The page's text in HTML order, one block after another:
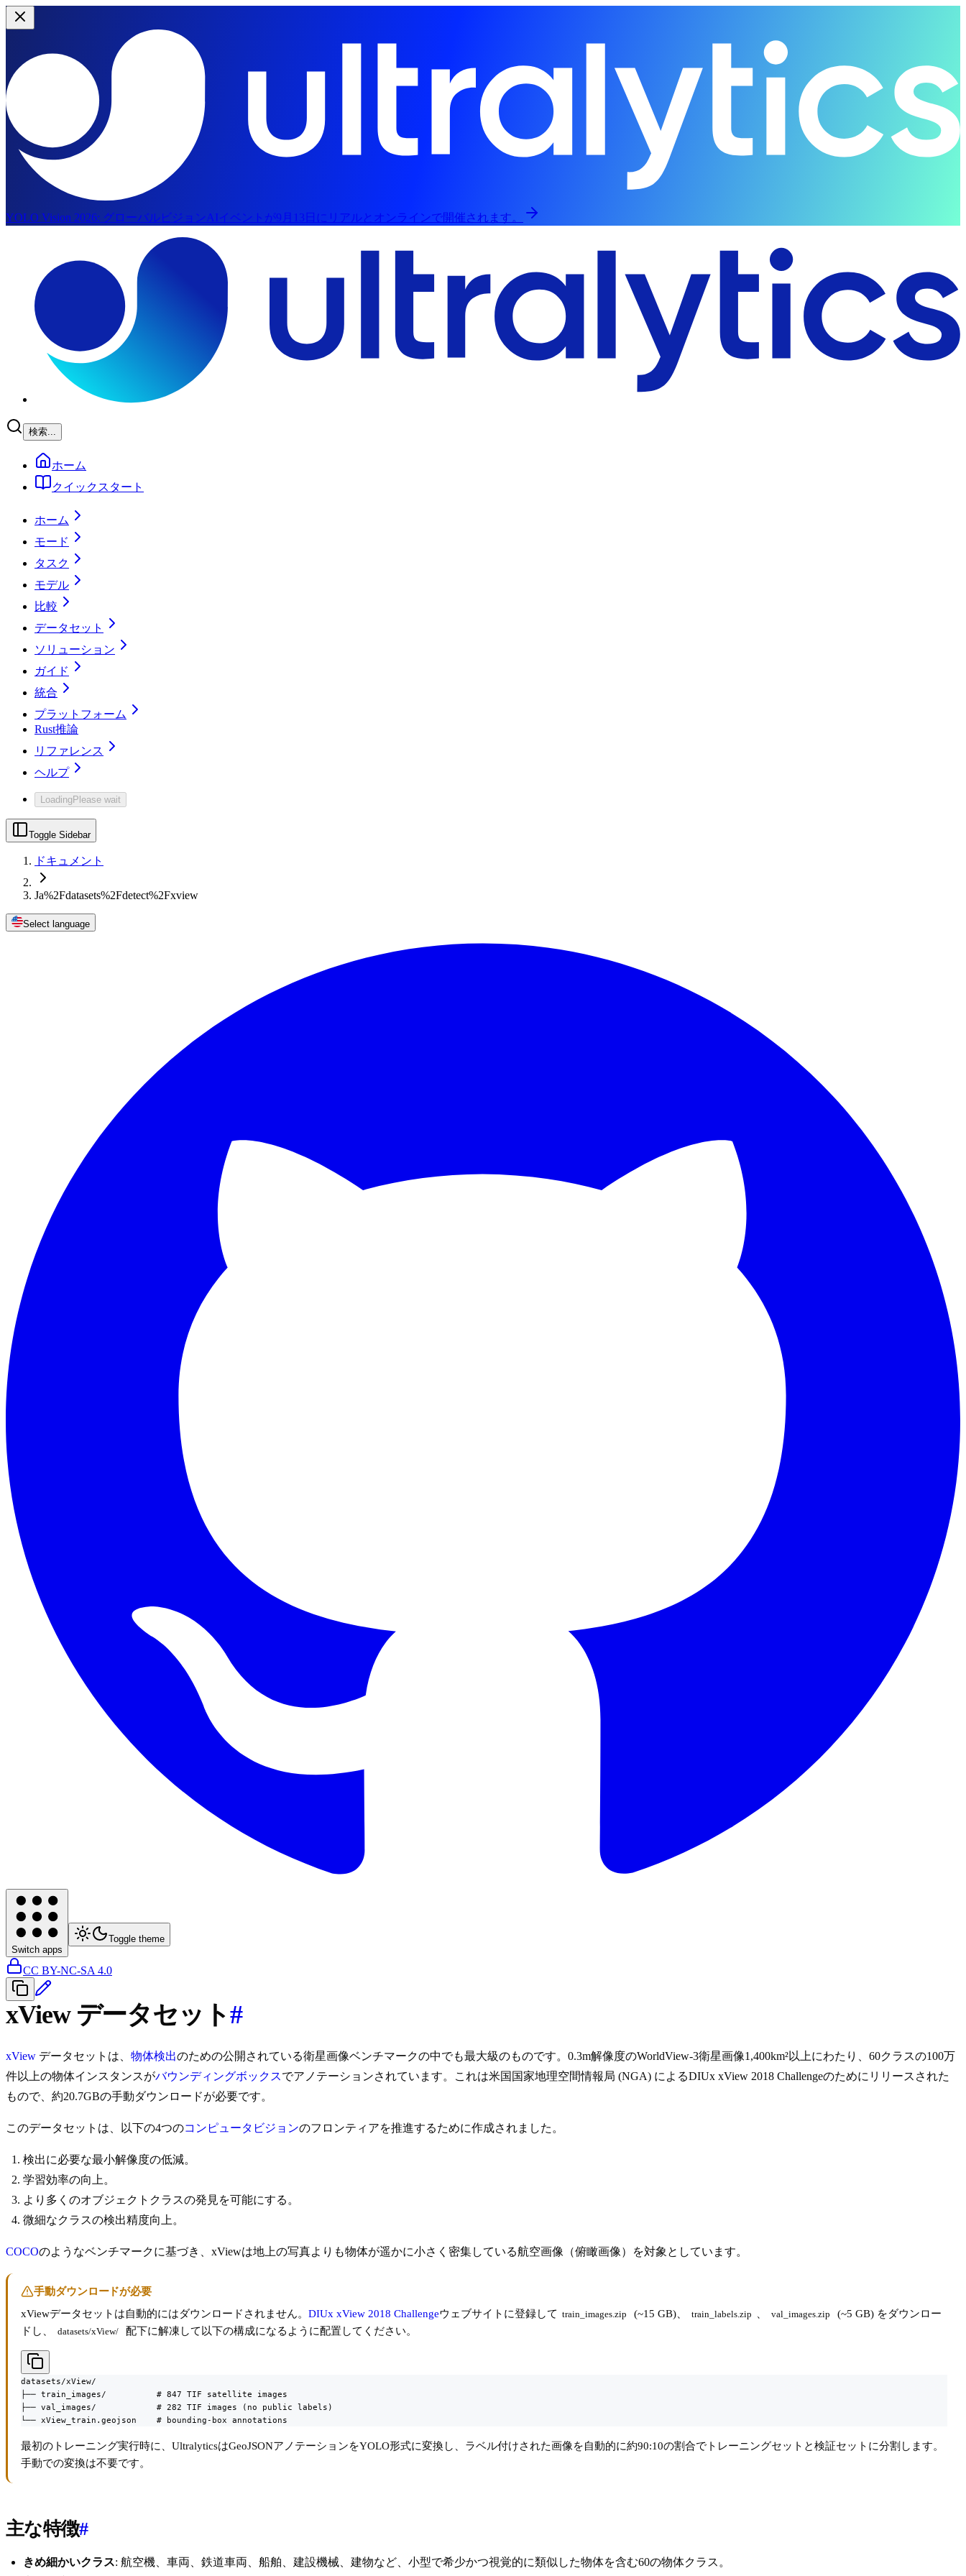
YOLO Vision 2026: グローバルビジョンAIイベントが9月13日にリアルとオンラインで開催されます。
検索...
ホーム
クイックスタート
ホーム
モード
タスク
モデル
比較
データセット
ソリューション
ガイド
統合
プラットフォーム
Rust推論
リファレンス
ヘルプ
LoadingPlease wait
Toggle Sidebar
ドキュメント
Ja%2Fdatasets%2Fdetect%2Fxview
Select language
Switch apps
Toggle theme
CC BY-NC-SA 4.0
xView データセット#
xView データセットは、 物体検出のための公開されている衛星画像ベンチマークの中でも最大級のものです。0.3m解像度のWorldView-3衛星画像1,400km²以上にわたり、60クラスの100万
件以上の物体インスタンスがバウンディングボックスでアノテーションされています。これは米国国家地理空間情報局 (NGA) によるDIUx xView 2018 Challengeのためにリリースされた
もので、約20.7GBの手動ダウンロードが必要です。
このデータセットは、以下の4つのコンピュータビジョンのフロンティアを推進するために作成されました。
検出に必要な最小解像度の低減。
学習効率の向上。
より多くのオブジェクトクラスの発見を可能にする。
微細なクラスの検出精度向上。
COCOのようなベンチマークに基づき、xViewは地上の写真よりも物体が遥かに小さく密集している航空画像（俯瞰画像）を対象としています。
手動ダウンロードが必要
xViewデータセットは自動的にはダウンロードされません。 DIUx xView 2018 Challengeウェブサイトに登録して train_images.zip (~15 GB)、 train_labels.zip val_images.zip
(~5 GB) をダウンロー
ドし、
datasets/xView/ 配下に解凍して以下の構成になるように配置してください。
datasets/xView/
├── train_images/          # 847 TIF satellite images
├── val_images/            # 282 TIF images (no public labels)
└── xView_train.geojson    # bounding-box annotations
最初のトレーニング実行時に、UltralyticsはGeoJSONアノテーションをYOLO形式に変換し、ラベル付けされた画像を自動的に約90:10の割合でトレーニングセットと検証セットに分割します。
手動での変換は不要です。
主な特徴#
きめ細かいクラス: 航空機、車両、鉄道車両、船舶、建設機械、建物など、小型で希少かつ視覚的に類似した物体を含む60の物体クラス。